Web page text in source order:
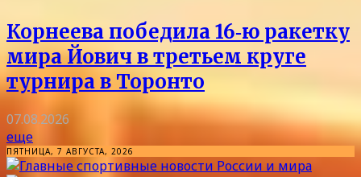
Корнеева победила 16‑ю ракетку
мира Йович в третьем круге
турнира в Торонто
07.08.2026
еще
ПЯТНИЦА, 7 АВГУСТА, 2026